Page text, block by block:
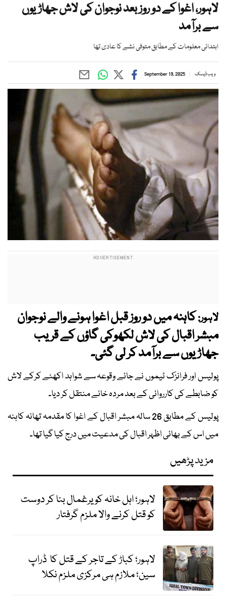
لاہور، اغوا کے دو روز بعد نوجوان کی لاش جھاڑیوں
سے برآمد
ابتدائی معلومات کے مطابق متوفی نشے کا عادی تھا
ویب ڈیسک September 19, 2025
لاہور:کاہنہ میں دو روز قبل اغوا ہونے والے نوجوان
مبشر اقبال کی لاش لکھوکی گاؤں کے قریب
جھاڑیوں سے برآمد کر لی گئی۔
پولیس اور فرانزک ٹیموں نے جائے وقوعہ سے شواہد اکھٹے کرکے لاش
کو ضابطے کی کارروائی کے بعد مردہ خانے منتقل کر دیا۔
پولیس کے مطابق 26 سالہ مبشر اقبال کے اغوا کا مقدمہ تھانہ کاہنہ
میں اس کے بھائی اظہر اقبال کی مدعیت میں درج کیا گیا تھا۔
مزید پڑھیں
لاہور؛ اہل خانہ کو یرغمال بنا کر دوست
کو قتل کرنے والا ملزم گرفتار
لاہور؛ کباڑ کے تاجر کے قتل کا ڈراپ
سین؛ ملازم ہی مرکزی ملزم نکلا